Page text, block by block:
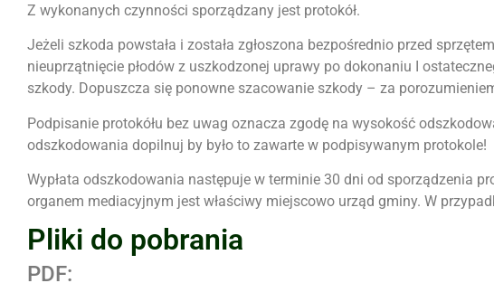
Z wykonanych czynności sporządzany jest protokół.
Jeżeli szkoda powstała i została zgłoszona bezpośrednio przed
nieuprzątnięcie płodów z uszkodzonej uprawy po dokonaniu I
szkody. Dopuszcza się ponowne szacowanie szkody – za
Podpisanie protokółu bez uwag oznacza zgodę na wysokość
odszkodowania dopilnuj by było to zawarte w podpisywanym protokole!
Wypłata odszkodowania następuje w terminie 30 dni od sporządzenia
organem mediacyjnym jest właściwy miejscowo urząd gminy. W
Pliki do pobrania
PDF: